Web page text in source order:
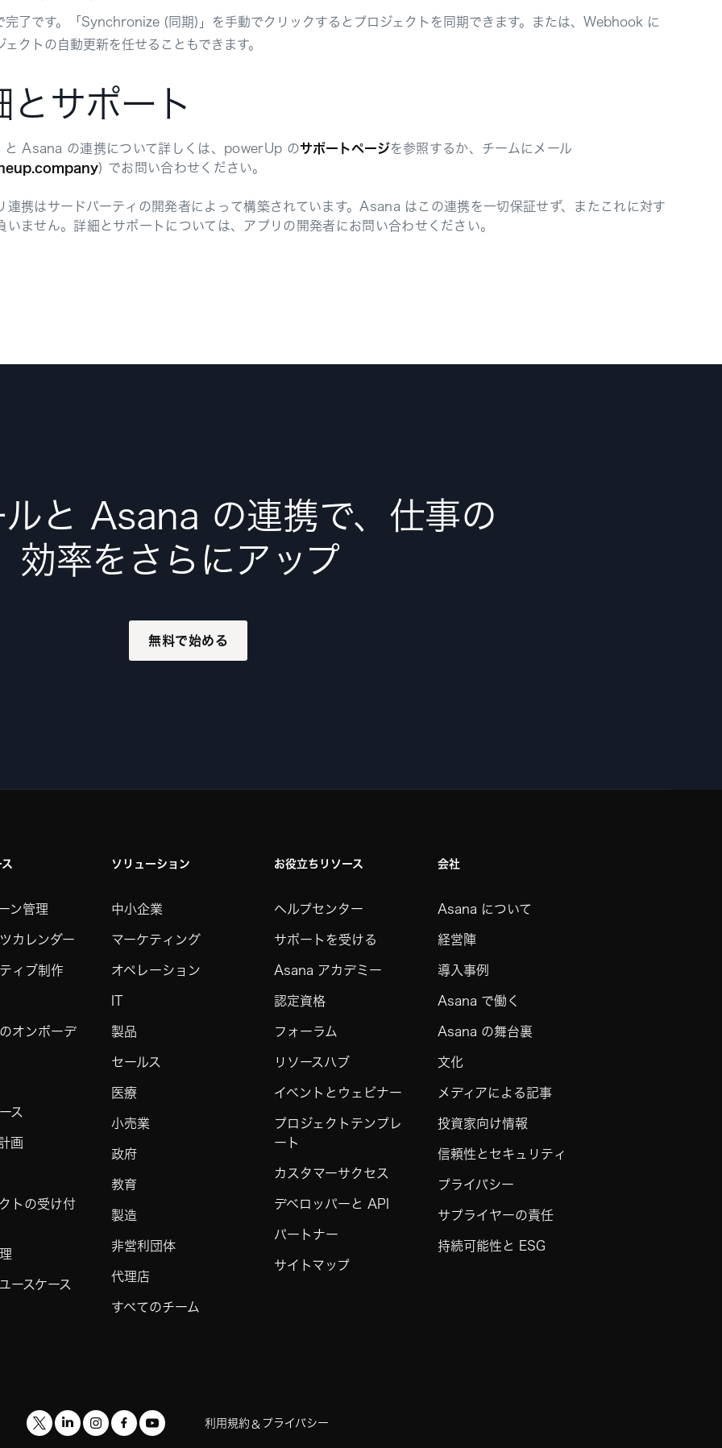
完了です。「Synchronize (同期)」を手動でクリックするとプロジェクトを同期できます。または、Webhook に
ェクトの自動更新を任せることもできます。
とサポート
Asana の連携について詳しくは、powerUp のサポートページを参照するか、チームにメール
) でお問い合わせください。
連携はサードパーティの開発者によって構築されています。Asana はこの連携を一切保証せず、またこれに対す
いません。詳細とサポートについては、アプリの開発者にお問い合わせください。
と Asana の連携で、仕事の
効率をさらにアップ
無料で始める
ン管理
カレンダー
ィブ制作
オンボーデ
ス
画
トの受け付
ースケース
ソリューション
中小企業
マーケティング
オペレーション
IT
製品
セールス
医療
小売業
政府
教育
製造
非営利団体
代理店
すべてのチーム
お役立ちリソース
ヘルプセンター
サポートを受ける
Asana アカデミー
認定資格
フォーラム
リソースハブ
イベントとウェビナー
プロジェクトテンプレ
ート
カスタマーサクセス
デベロッパーと API
パートナー
サイトマップ
会社
Asana について
経営陣
導入事例
Asana で働く
Asana の舞台裏
文化
メディアによる記事
投資家向け情報
信頼性とセキュリティ
プライバシー
サプライヤーの責任
持続可能性と ESG
利用規約 & プライバシー